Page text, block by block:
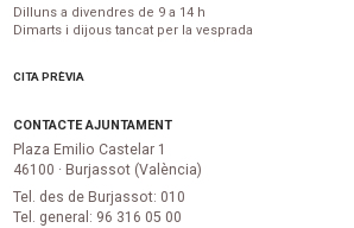
Dilluns a divendres de 9 a 14 h
Dimarts i dijous tancat per la vesprada
CITA PRÈVIA
CONTACTE AJUNTAMENT
Plaza Emilio Castelar 1
46100 · Burjassot (València)
Tel. des de Burjassot: 010
Tel. general: 96 316 05 00